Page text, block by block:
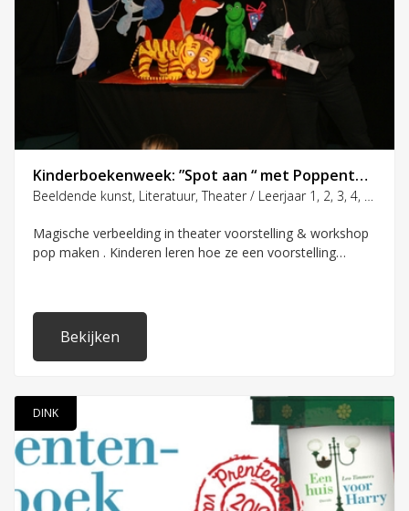
Kinderboekenweek: ”Spot aan “ met Poppentheater in de klas mèt workshop
Beeldende kunst, Literatuur, Theater / Leerjaar 1, 2, 3, 4, 5, 6, 7, 8
Magische verbeelding in theater voorstelling & workshop
pop maken . Kinderen leren hoe ze een voorstelling
maken we de “Spot Aan show”
Bekijken
DINK